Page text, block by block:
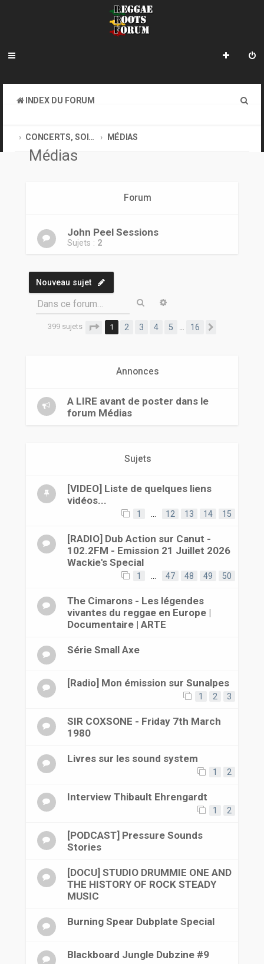
INDEX DU FORUM
CONCERTS, SOIRÉES, MÉDIAS, SITES OFFICIELS DES ARTISTES
MÉDIAS
Médias
Forum
John Peel Sessions
Sujets : 2
Nouveau sujet
Dans ce forum… Rechercher
399 sujets Page 1sur
1 2 3 4 5 16
Annonces
A LIRE avant de poster dans le
forum Médias
Sujets
[VIDEO] Liste de quelques liens
vidéos...
1 12 13 14 15
[RADIO] Dub Action sur Canut -
102.2FM - Emission 21 Juillet 2026
Wackie's Special
1 47 48 49 50
The Cimarons - Les légendes
vivantes du reggae en Europe |
Documentaire | ARTE
Série Small Axe
[Radio] Mon émission sur Sunalpes
1 2 3
SIR COXSONE - Friday 7th March
1980
Livres sur les sound system
1 2
Interview Thibault Ehrengardt
1 2
[PODCAST] Pressure Sounds
Stories
[DOCU] STUDIO DRUMMIE ONE AND
THE HISTORY OF ROCK STEADY
MUSIC
Burning Spear Dubplate Special
Blackboard Jungle Dubzine #9